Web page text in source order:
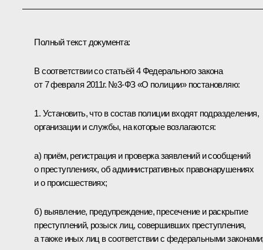
Полный текст документа:
В соответствии со статьёй 4 Федерального закона
от 7 февраля 2011г. №3-ФЗ «О полиции» постановляю:
1. Установить, что в состав полиции входят подразделения,
организации и службы, на которые возлагаются:
а) приём, регистрация и проверка заявлений и сообщений
о преступлениях, об административных правонарушениях
и о происшествиях;
б) выявление, предупреждение, пресечение и раскрытие
преступлений, розыск лиц, совершивших преступления,
а также иных лиц в соответствии с федеральными